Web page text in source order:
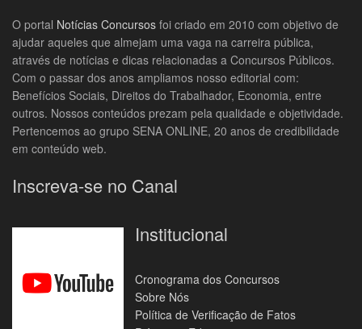
O portal Notícias Concursos foi criado em 2010 com objetivo de
ajudar aqueles que almejam uma vaga na carreira pública,
através de notícias e dicas relacionadas a Concursos Públicos.
Com o passar dos anos ampliamos nosso editorial com:
Benefícios Sociais, Direitos do Trabalhador, Economia, entre
outros. Nossos conteúdos prezam pela qualidade e objetividade.
Pertencemos ao grupo SENA ONLINE, 20 anos de credibilidade
em conteúdo web.
Inscreva-se no Canal
Institucional
Cronograma dos Concursos
Sobre Nós
Política de Verificação de Fatos